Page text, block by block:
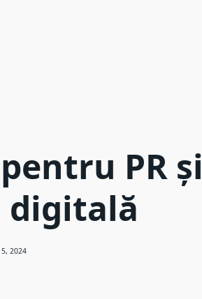
PR și
digitală
2024